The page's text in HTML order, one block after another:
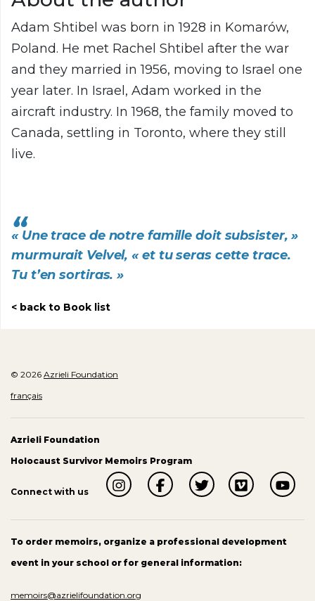
Adam Shtibel was born in 1928 in Komarów,
Poland. He met Rachel Shtibel after the war
and they married in 1956, moving to Israel one
year later. In Israel, Adam worked in the
aircraft industry. In 1968, the family moved to
Canada, settling in Toronto, where they still
live.
« Une trace de notre famille doit subsister, »
murmurait Velvel, « et tu seras cette trace.
Tu t’en sortiras. »
back to Book list
© 2026 Azrieli Foundation
français
Azrieli Foundation
Holocaust Survivor Memoirs Program
Connect with us
To order memoirs, organize a professional development
event in your school or for general information:
memoirs@azrielifoundation.org